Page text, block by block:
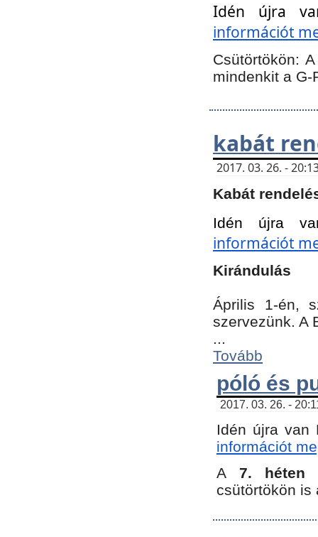
Idén újra
információt
Csütörtökön:A
mindenkit a G-
kabát
2017. 03. 26. -
Kabát
Idén újra
információt
Kirándulás
Április 1-én,
szervezünk. A
...
Tovább
póló és
2017. 03. 26. -
Idén újra van
információt
A 7. héten
csütörtökön is